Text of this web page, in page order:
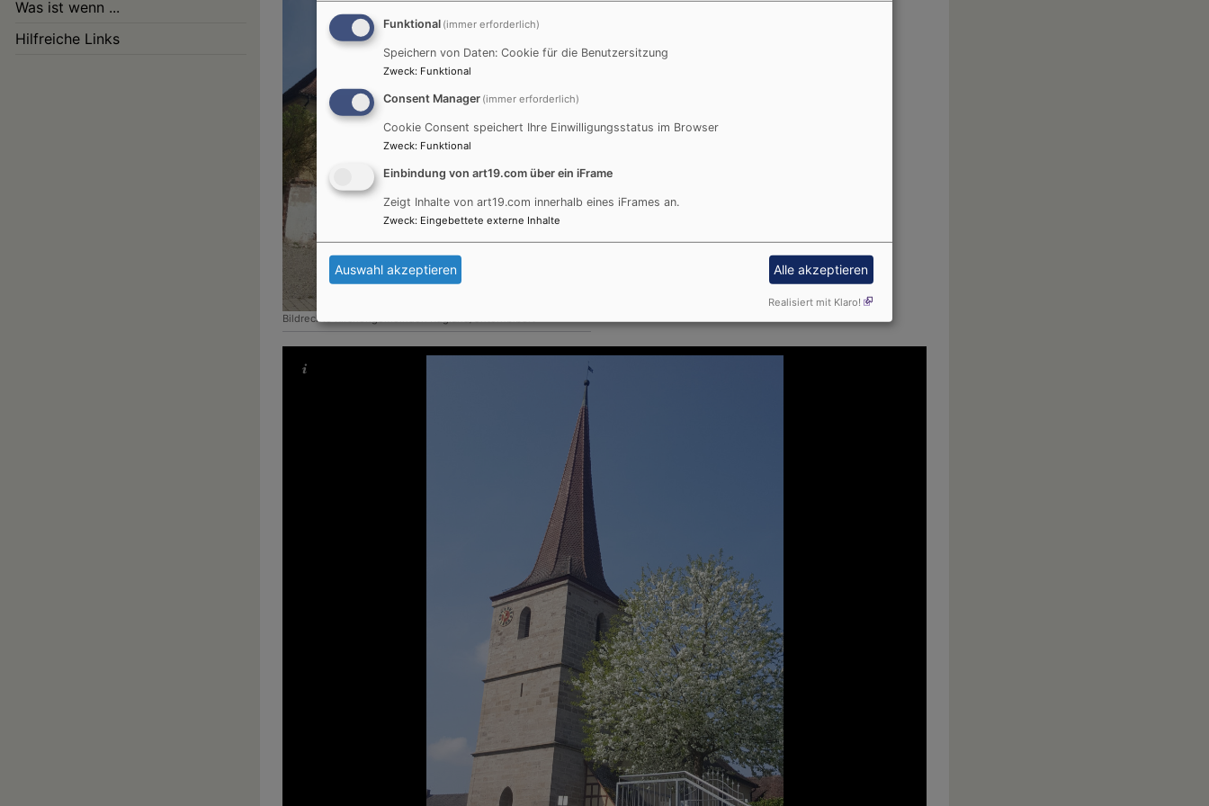
Was ist wenn ...
Hilfreiche Links
Bildrechte
Funktional (immer erforderlich)
Speichern von Daten: Cookie für die Benutzersitzung
Zweck: Funktional
Consent Manager (immer erforderlich)
Cookie Consent speichert Ihre Einwilligungsstatus im Browser
Zweck: Funktional
Einbindung von art19.com über ein iFrame
Zeigt Inhalte von art19.com innerhalb eines iFrames an.
Zweck: Eingebettete externe Inhalte
Auswahl akzeptieren Alle akzeptieren
Realisiert mit Klaro!